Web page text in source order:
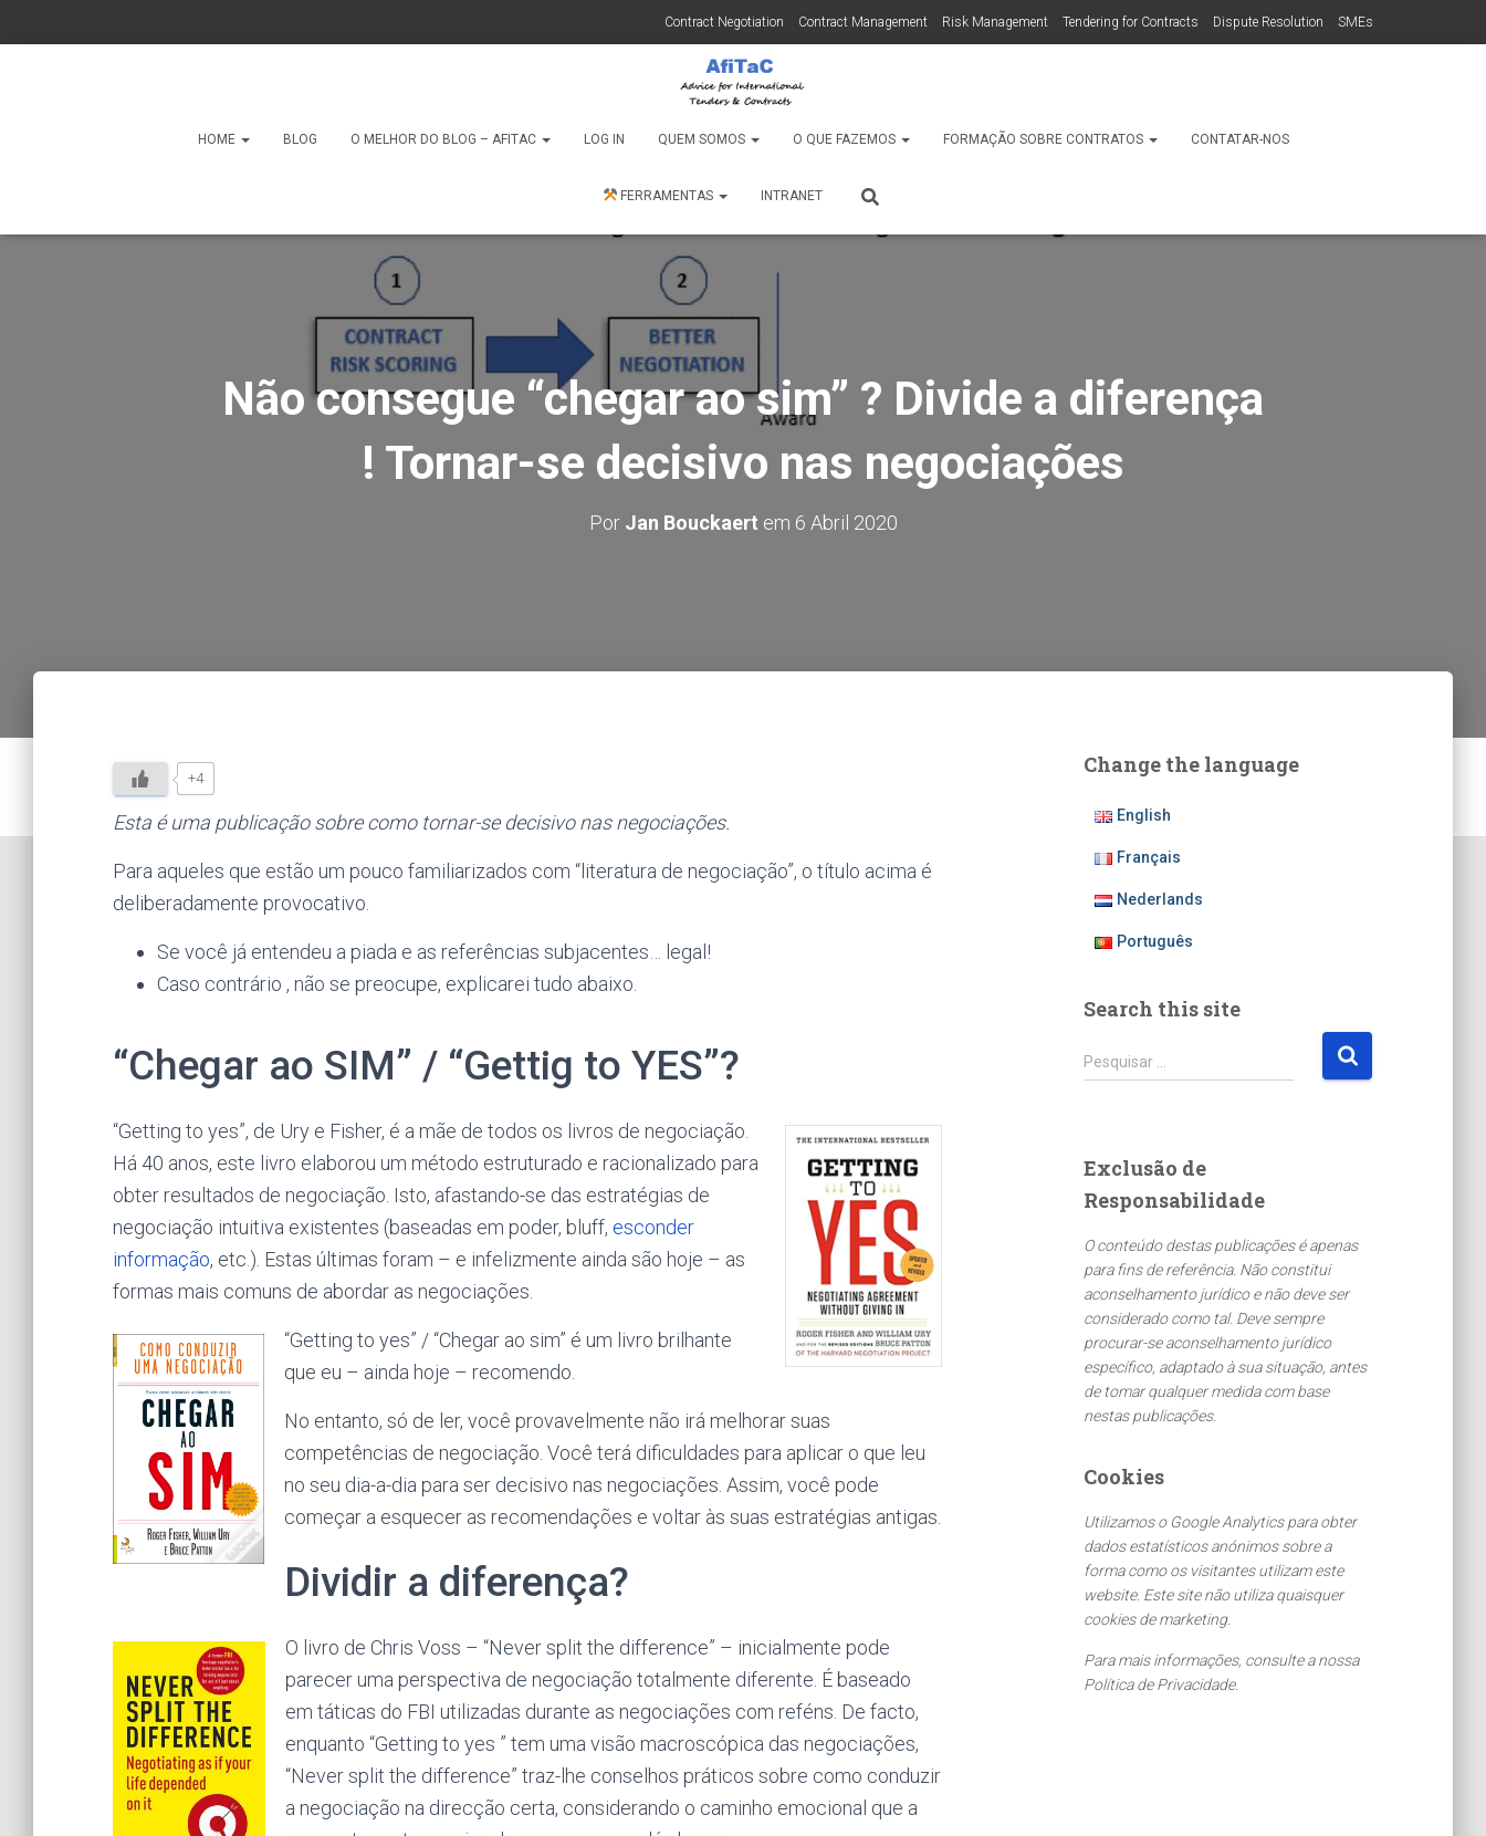
Contract Negotiation Contract Management Risk Management Tendering for Contracts Dispute Resolution SMEs
HOME BLOG O MELHOR DO BLOG – AFITAC LOG IN QUEM SOMOS O QUE FAZEMOS FORMAÇÃO SOBRE CONTRATOS CONTATAR-NOS
FERRAMENTAS INTRANET
Não consegue “chegar ao sim” ? Divide a diferença
! Tornar-se decisivo nas negociações
Por Jan Bouckaert em 6 Abril 2020
+4
Esta é uma publicação sobre como tornar-se decisivo nas negociações.
Para aqueles que estão um pouco familiarizados com “literatura de negociação”, o título acima é
deliberadamente provocativo.
Se você já entendeu a piada e as referências subjacentes… legal!
Caso contrário , não se preocupe, explicarei tudo abaixo.
“Chegar ao SIM” / “Gettig to YES”?
“Getting to yes”, de Ury e Fisher, é a mãe de todos os livros de negociação.
Há 40 anos, este livro elaborou um método estruturado e racionalizado para
obter resultados de negociação. Isto, afastando-se das estratégias de
negociação intuitiva existentes (baseadas em poder, bluff, esconder
informação, etc.). Estas últimas foram – e infelizmente ainda são hoje – as
formas mais comuns de abordar as negociações.
“Getting to yes” / “Chegar ao sim” é um livro brilhante
que eu – ainda hoje – recomendo.
No entanto, só de ler, você provavelmente não irá melhorar suas
competências de negociação. Você terá dificuldades para aplicar o que leu
no seu dia-a-dia para ser decisivo nas negociações. Assim, você pode
começar a esquecer as recomendações e voltar às suas estratégias antigas.
Dividir a diferença?
O livro de Chris Voss – “Never split the difference” – inicialmente pode
parecer uma perspectiva de negociação totalmente diferente. É baseado
em táticas do FBI utilizadas durante as negociações com reféns. De facto,
enquanto “Getting to yes ” tem uma visão macroscópica das negociações,
“Never split the difference” traz-lhe conselhos práticos sobre como conduzir
a negociação na direcção certa, considerando o caminho emocional que a
Change the language
English
Français
Nederlands
Português
Search this site
P
e
i
s
r
p
o
r
:
Pesquisar …
Exclusão de
Responsabilidade
O conteúdo destas publicações é apenas
para fins de referência. Não constitui
aconselhamento jurídico e não deve ser
considerado como tal. Deve sempre
procurar-se aconselhamento jurídico
específico, adaptado à sua situação, antes
de tomar qualquer medida com base
nestas publicações.
Cookies
Utilizamos o Google Analytics para obter
dados estatísticos anónimos sobre a
forma como os visitantes utilizam este
website. Este site não utiliza quaisquer
cookies de marketing.
Para mais informações, consulte a nossa
Política de Privacidade.